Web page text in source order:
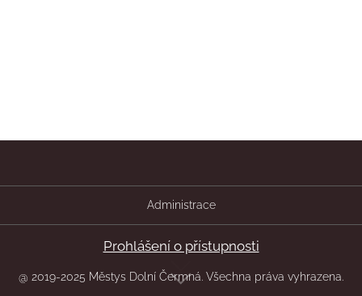
1 starší ›
Administrace
Prohlášení o přístupnosti
@ 2019-2025 Městys Dolní Čermná. Všechna práva vyhrazena.